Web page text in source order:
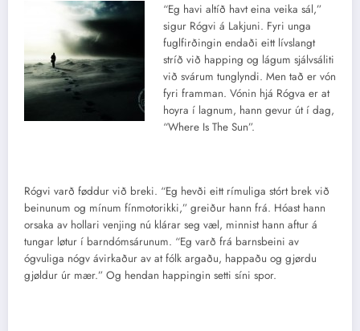
“Eg havi altíð havt eina veika sál,”
sigur Rógvi á Lakjuni. Fyri unga
fuglfirðingin endaði eitt lívslangt
stríð við happing og lágum sjálvsáliti
við svárum tunglyndi. Men tað er vón
fyri framman. Vónin hjá Rógva er at
hoyra í lagnum, hann gevur út í dag,
“Where Is The Sun”.
Rógvi varð føddur við breki. “Eg hevði eitt rímuliga stórt brek við
beinunum og mínum fínmotorikki,” greiður hann frá. Hóast hann
orsaka av hollari venjing nú klárar seg væl, minnist hann aftur á
tungar løtur í barndómsárunum. “Eg varð frá barnsbeini av
ógvuliga nógv ávirkaður av at fólk argaðu, happaðu og gjørdu
gjøldur úr mær.” Og hendan happingin setti síni spor.